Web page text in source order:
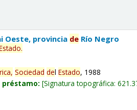
Oeste, provincia de Río Negro
.
Sociedad delEstado, 1988
préstamo: Signatura topográfica: